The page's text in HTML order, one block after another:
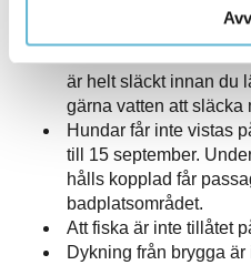
med dig ditt skräp
är helt släckt innan du
gärna vatten att släcka
Hundar får inte vistas
till 15 september.
hålls kopplad får
badplatsområdet.
Att fiska är inte tillåtet
Dykning från brygga